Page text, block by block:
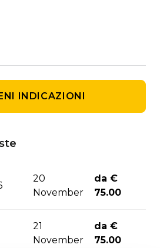
INDICAZIONI
20
November
da €
75.00
21
November
da €
75.00